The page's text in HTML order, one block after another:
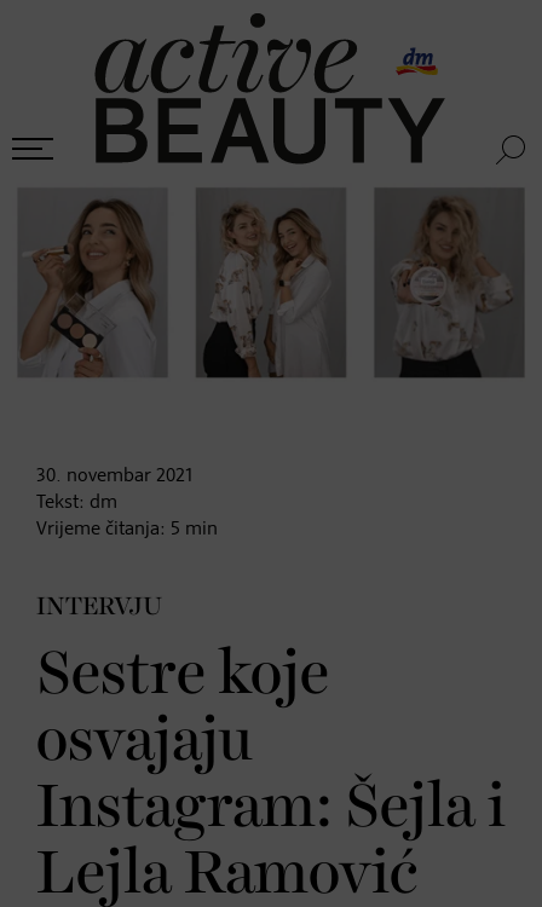
30. novembar 2021
Tekst: dm
Vrijeme čitanja: 5 min
INTERVJU
Sestre koje
osvajaju
Instagram: Šejla i
Lejla Ramović